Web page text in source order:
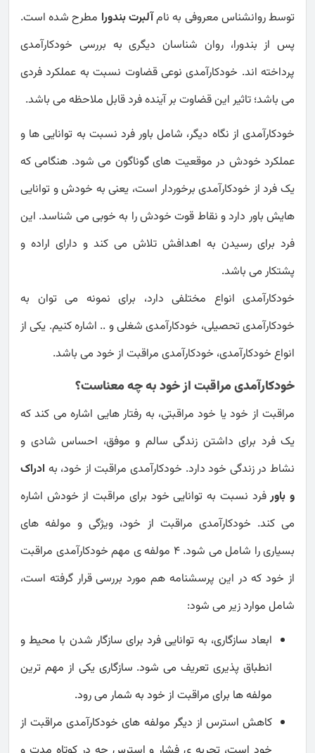
توسط روانشناس معروفی به نامآلبرت بندورا مطرح شده است.
پس از بندورا، روان شناسان دیگری به بررسی خودکارآمدی
پرداخته اند. خودکارآمدی نوعی قضاوت نسبت به عملکرد فردی
می باشد؛ تاثیر این قضاوت بر آینده فرد قابل ملاحظه می باشد.
خودکارآمدی از نگاه دیگر، شامل باور فرد نسبت به توانایی ها و
عملکرد خودش در موقعیت های گوناگون می شود. هنگامی که
یک فرد از خودکارآمدی برخوردار است، یعنی به خودش و توانایی
هایش باور دارد و نقاط قوت خودش را به خوبی می شناسد. این
فرد برای رسیدن به اهدافش تلاش می کند و دارای اراده و
پشتکار می باشد.
خودکارآمدی انواع مختلفی دارد، برای نمونه می توان به
خودکارآمدی تحصیلی، خودکارآمدی شغلی و .. اشاره کنیم. یکی از
انواع خودکارآمدی، خودکارآمدی مراقبت از خود می باشد.
خودکارآمدی مراقبت از خود به چه معناست؟
مراقبت از خود یا خود مراقبتی، به رفتار هایی اشاره می کند که
یک فرد برای داشتن زندگی سالم و موفق، احساس شادی و
نشاط در زندگی خود دارد. خودکارآمدی مراقبت از خود، به ادراک
و باورفرد نسبت به توانایی خود برای مراقبت از خودش اشاره
می کند. خودکارآمدی مراقبت از خود، ویژگی و مولفه های
بسیاری را شامل می شود. 4 مولفه ی مهم خودکارآمدی مراقبت
از خود که در این پرسشنامه هم مورد بررسی قرار گرفته است،
شامل موارد زیر می شود:
ابعاد سازگاری، به توانایی فرد برای سازگار شدن با محیط و
انطباق پذیری تعریف می شود. سازگاری یکی از مهم ترین
مولفه ها برای مراقبت از خود به شمار می رود.
کاهش استرس از دیگر مولفه های خودکارآمدی مراقبت از